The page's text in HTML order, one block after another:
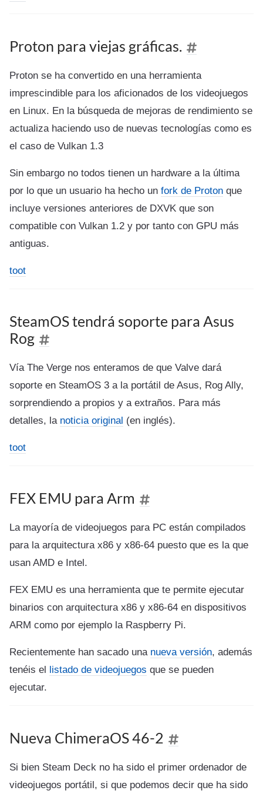
Proton para viejas gráficas.
Proton se ha convertido en una herramienta
imprescindible para los aficionados de los videojuegos
en Linux. En la búsqueda de mejoras de rendimiento se
actualiza haciendo uso de nuevas tecnologías como es
el caso de Vulkan 1.3
Sin embargo no todos tienen un hardware a la última
por lo que un usuario ha hecho un fork de Proton que
incluye versiones anteriores de DXVK que son
compatible con Vulkan 1.2 y por tanto con GPU más
antiguas.
toot
SteamOS tendrá soporte para Asus
Rog
Vía The Verge nos enteramos de que Valve dará
soporte en SteamOS 3 a la portátil de Asus, Rog Ally,
sorprendiendo a propios y a extraños. Para más
detalles, la noticia original (en inglés).
toot
FEX EMU para Arm
La mayoría de videojuegos para PC están compilados
para la arquitectura x86 y x86-64 puesto que es la que
usan AMD e Intel.
FEX EMU es una herramienta que te permite ejecutar
binarios con arquitectura x86 y x86-64 en dispositivos
ARM como por ejemplo la Raspberry Pi.
Recientemente han sacado una nueva versión, además
tenéis el listado de videojuegos que se pueden
ejecutar.
Nueva ChimeraOS 46-2
Si bien Steam Deck no ha sido el primer ordenador de
videojuegos portátil, si que podemos decir que ha sido